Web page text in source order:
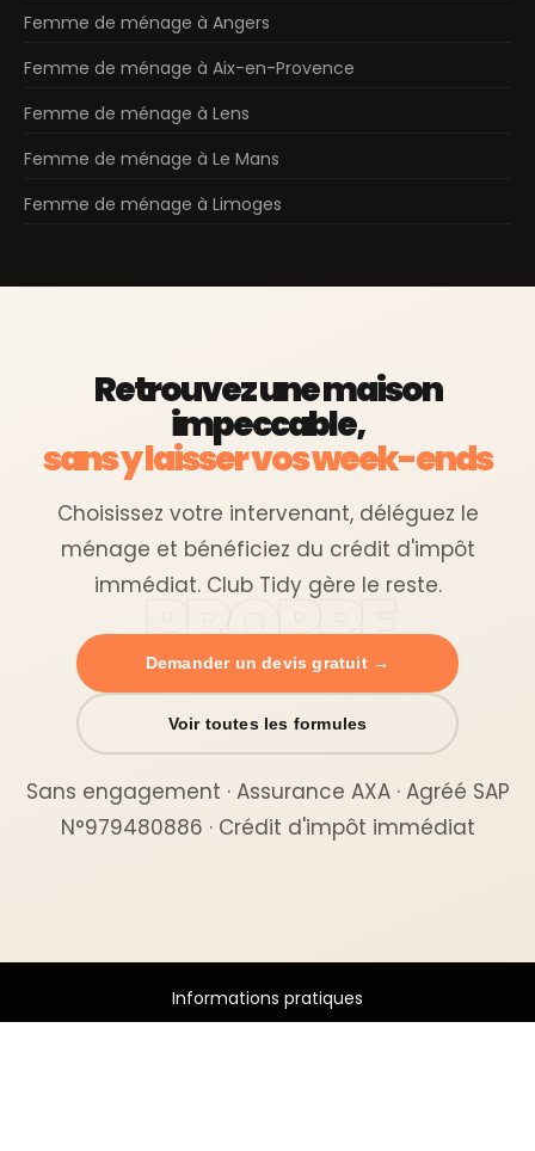
Femme de ménage à Angers
Femme de ménage à Aix-en-Provence
Femme de ménage à Lens
Femme de ménage à Le Mans
Femme de ménage à Limoges
Retrouvez une maison
impeccable,
sans y laisser vos week-ends
Choisissez votre intervenant, déléguez le
ménage et bénéficiez du crédit d'impôt
immédiat. Club Tidy gère le reste.
Demander un devis gratuit →
Voir toutes les formules
Sans engagement · Assurance AXA · Agréé SAP
N°979480886 · Crédit d'impôt immédiat
Informations pratiques